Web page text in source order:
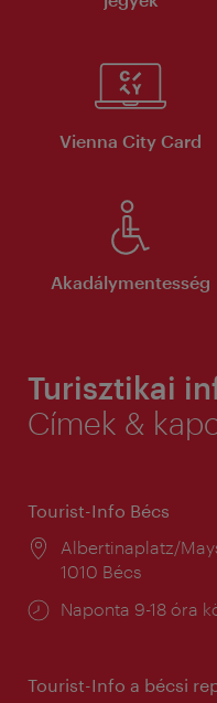
Vienna City Card
Akadálymentesség
Turisztikai
Címek &
Tourist-Info Bécs
Helyszín:
Albertinaplatz/
1010 Bécs
Nyitva
Naponta 9-18 óra
Tourist-Info a bécsi